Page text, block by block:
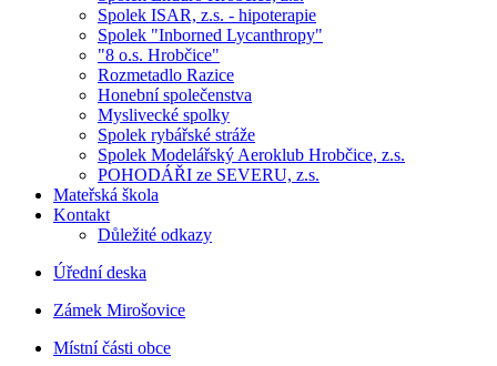
Spolek ISAR, z.s. - hipoterapie
Spolek "Inborned Lycanthropy"
"8 o.s. Hrobčice"
Rozmetadlo Razice
Honební společenstva
Myslivecké spolky
Spolek rybářské stráže
Spolek Modelářský Aeroklub Hrobčice, z.s.
POHODÁŘI ze SEVERU, z.s.
Mateřská škola
Kontakt
Důležité odkazy
Úřední deska
Zámek Mirošovice
Místní části obce